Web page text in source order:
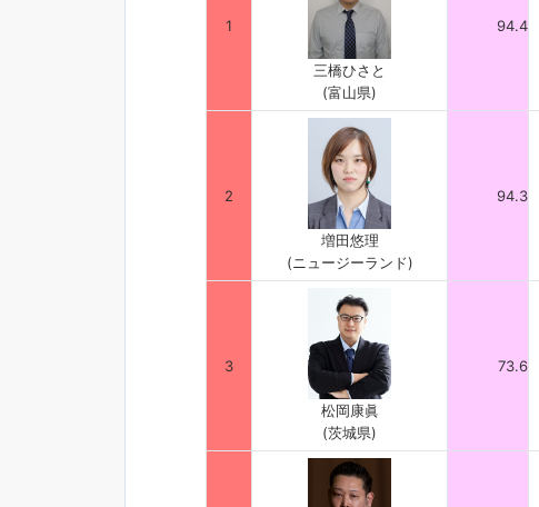
1
三橋ひさと
(富山県)
94.4
2
増田悠理
(ニュージーランド)
94.3
3
松岡康眞
(茨城県)
73.6